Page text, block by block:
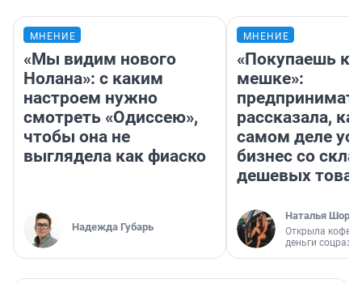
МНЕНИЕ
«Мы видим нового
Нолана»: с каким
настроем нужно
смотреть «Одиссею»,
чтобы она не
выглядела как фиаско
Надежда Губарь
МНЕНИЕ
«Покупаешь
мешке»:
рассказала,
самом деле
бизнес со
дешевых
Наталья
Открыла
деньги